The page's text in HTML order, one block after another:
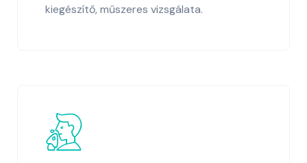
kiegészítő, műszeres vizsgálata.